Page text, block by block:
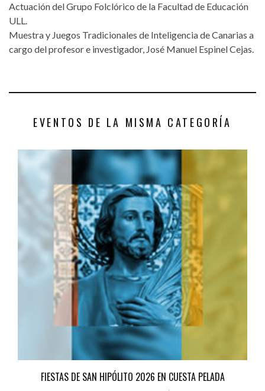
Actuación del Grupo Folclórico de la Facultad de Educación
ULL.
Muestra y Juegos Tradicionales de Inteligencia de Canarias a
cargo del profesor e investigador, José Manuel Espinel Cejas.
EVENTOS DE LA MISMA CATEGORÍA
FIESTAS DE SAN HIPÓLITO 2026 EN CUESTA PELADA